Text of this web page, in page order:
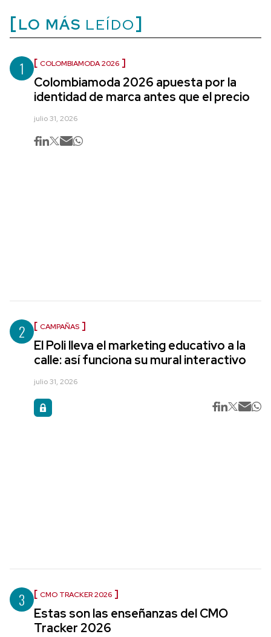
LO MÁS LEÍDO
1 COLOMBIAMODA 2026
Colombiamoda 2026 apuesta por la
identidad de marca antes que el precio
julio 31, 2026
2 CAMPAÑAS
El Poli lleva el marketing educativo a la
calle: así funciona su mural interactivo
julio 31, 2026
3 CMO TRACKER 2026
Estas son las enseñanzas del CMO
Tracker 2026